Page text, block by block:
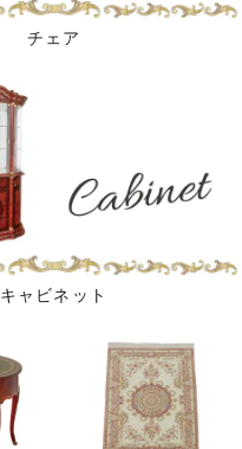
チェア
キャビネット